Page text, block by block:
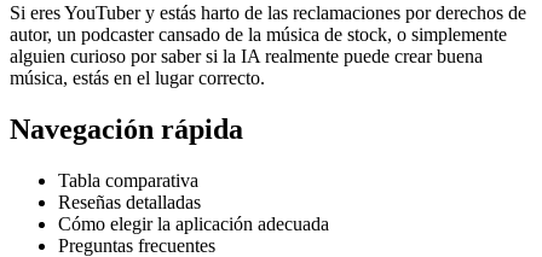
Si eres YouTuber y estás harto de las reclamaciones por derechos de
autor, un podcaster cansado de la música de stock, o simplemente
alguien curioso por saber si la IA realmente puede crear buena
música, estás en el lugar correcto.
Navegación rápida
Tabla comparativa
Reseñas detalladas
Cómo elegir la aplicación adecuada
Preguntas frecuentes